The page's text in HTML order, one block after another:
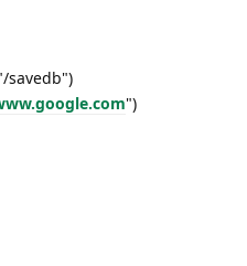
savedb")
google.com")